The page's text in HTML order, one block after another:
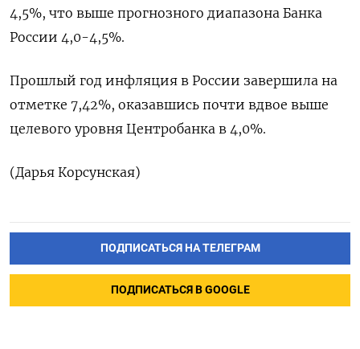
4,5%, что выше прогнозного диапазона Банка
России 4,0-4,5%.
Прошлый год инфляция в России завершила на
отметке 7,42%, оказавшись почти вдвое выше
целевого уровня Центробанка в 4,0%.
(Дарья Корсунская)
ПОДПИСАТЬСЯ НА ТЕЛЕГРАМ
ПОДПИСАТЬСЯ В GOOGLE